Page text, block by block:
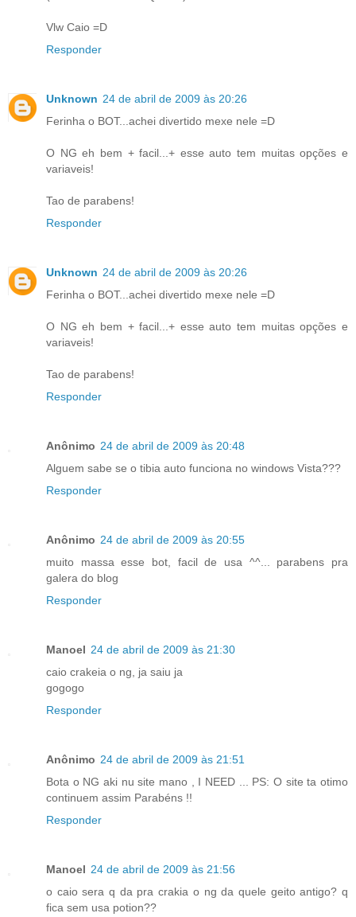
Vlw Caio =D
Responder
Unknown 24 de abril de 2009 às 20:26
Ferinha o BOT...achei divertido mexe nele =D
O NG eh bem + facil...+ esse auto tem muitas opções e
variaveis!
Tao de parabens!
Responder
Unknown 24 de abril de 2009 às 20:26
Ferinha o BOT...achei divertido mexe nele =D
O NG eh bem + facil...+ esse auto tem muitas opções e
variaveis!
Tao de parabens!
Responder
Anônimo 24 de abril de 2009 às 20:48
Alguem sabe se o tibia auto funciona no windows Vista???
Responder
Anônimo 24 de abril de 2009 às 20:55
muito massa esse bot, facil de usa ^^... parabens pra
galera do blog
Responder
Manoel 24 de abril de 2009 às 21:30
caio crakeia o ng, ja saiu ja
gogogo
Responder
Anônimo 24 de abril de 2009 às 21:51
Bota o NG aki nu site mano , I NEED ... PS: O site ta otimo
continuem assim Parabéns !!
Responder
Manoel 24 de abril de 2009 às 21:56
o caio sera q da pra crakia o ng da quele geito antigo? q
fica sem usa potion??